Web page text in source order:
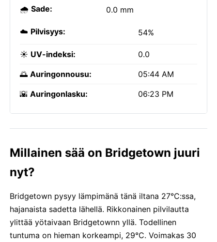
🌧️ Sade: 0.0 mm
☁️ Pilvisyys: 54%
☀️ UV-indeksi: 0.0
🌅 Auringonnousu: 05:44 AM
🌇 Auringonlasku: 06:23 PM
Millainen sää on Bridgetown juuri
nyt?
Bridgetown pysyy lämpimänä tänä iltana 27°C:ssa,
hajanaista sadetta lähellä. Rikkonainen pilvilautta
ylittää yötaivaan Bridgetownn yllä. Todellinen
tuntuma on hieman korkeampi, 29°C. Voimakas 30